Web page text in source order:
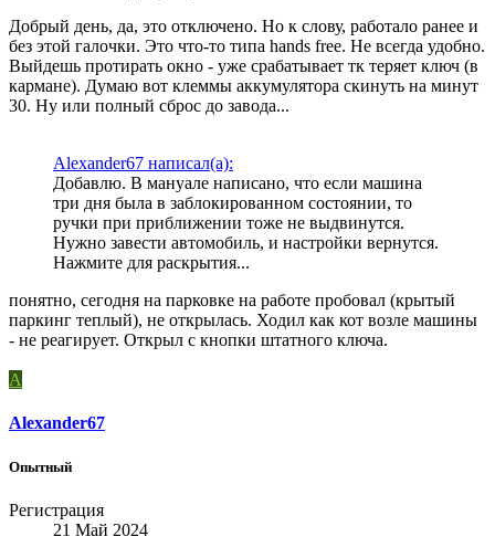
Добрый день, да, это отключено. Но к слову, работало ранее и
без этой галочки. Это что-то типа hands free. Не всегда удобно.
Выйдешь протирать окно - уже срабатывает тк теряет ключ (в
кармане). Думаю вот клеммы аккумулятора скинуть на минут
30. Ну или полный сброс до завода...
Alexander67 написал(а):
Добавлю. В мануале написано, что если машина
три дня была в заблокированном состоянии, то
ручки при приближении тоже не выдвинутся.
Нужно завести автомобиль, и настройки вернутся.
Нажмите для раскрытия...
понятно, сегодня на парковке на работе пробовал (крытый
паркинг теплый), не открылась. Ходил как кот возле машины
- не реагирует. Открыл с кнопки штатного ключа.
A
Alexander67
Опытный
Регистрация
21 Май 2024